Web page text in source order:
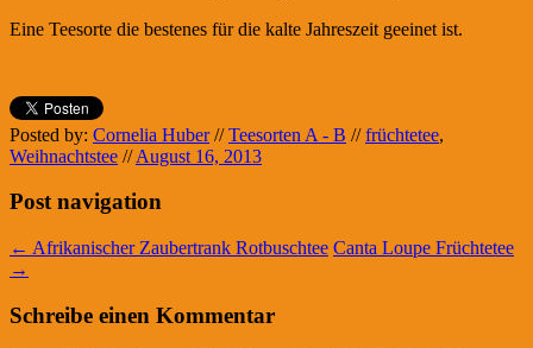
Eine Teesorte die bestenes für die kalte Jahreszeit geeinet ist.
Posted by: Cornelia Huber // Teesorten A - B // früchtetee,
Weihnachtstee // August 16, 2013
Post navigation
← Afrikanischer Zaubertrank Rotbuschtee Canta Loupe Früchtetee
→
Schreibe einen Kommentar